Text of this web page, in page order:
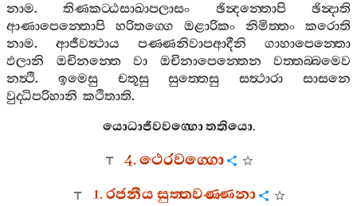
නාම.තිණකට‍්ඨසාඛාපලාසං ඡින්‍දන‍්තොපි
ඡින්‍දාති
ආණාපෙන‍්තොපි
හරිතග‍්ගෙ ඔළාරිකං නිමිත‍්තං
කරොති
නාම. ආජීවත්‍ථාය පණ‍්ණනිවාපආදීනි
ගාහාපෙන‍්තො
ඵලානි
ඔචිනන‍්තෙ වා ඔචිනාපෙන‍්තෙන
වත‍්තබ‍්බමෙව
නත්‍ථි. ඉමෙසු චතූසු සුත‍්තෙසු සත්‍ථාරා
සාසනෙ
වුද‍්ධිපරිහානි කථිතාති.
යොධාජීවවග‍්ගොතතියො.
4.ථෙරවග‍්ගො
1.රජනීයසුත‍්තවණ‍්ණනා